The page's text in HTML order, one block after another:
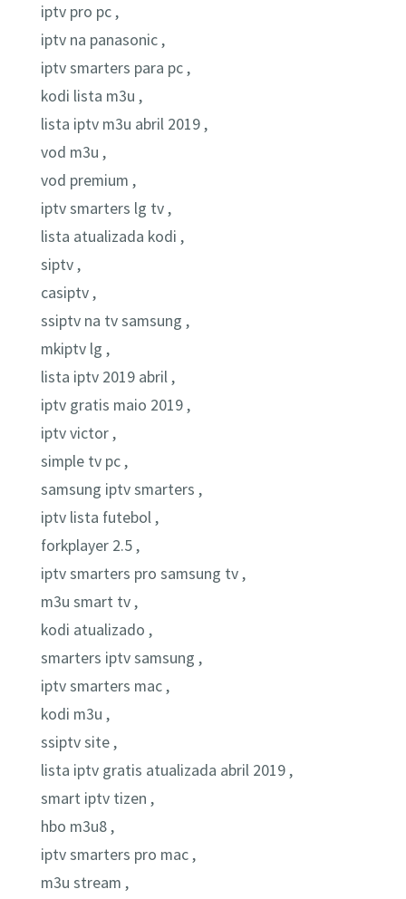
iptv pro pc ,
iptv na panasonic ,
iptv smarters para pc ,
kodi lista m3u ,
lista iptv m3u abril 2019 ,
vod m3u ,
vod premium ,
iptv smarters lg tv ,
lista atualizada kodi ,
siptv ,
casiptv ,
ssiptv na tv samsung ,
mkiptv lg ,
lista iptv 2019 abril ,
iptv gratis maio 2019 ,
iptv victor ,
simple tv pc ,
samsung iptv smarters ,
iptv lista futebol ,
forkplayer 2.5 ,
iptv smarters pro samsung tv ,
m3u smart tv ,
kodi atualizado ,
smarters iptv samsung ,
iptv smarters mac ,
kodi m3u ,
ssiptv site ,
lista iptv gratis atualizada abril 2019 ,
smart iptv tizen ,
hbo m3u8 ,
iptv smarters pro mac ,
m3u stream ,